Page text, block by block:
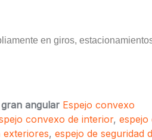
en giros,
angular Espejo convexo
convexo de interior, espejo
exteriores, espejo de seguridad